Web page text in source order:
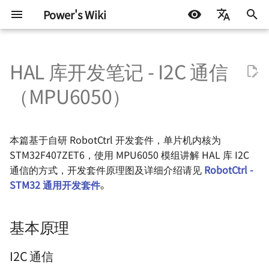
Power's Wiki
English
Español
初
搜
索
引
硬件设计 基础知识
电机驱动
通信协议
半导体测试
测试协议
ATE Test Fundamental
ATE Mixed Signal Test
基本原理
I2C 通信
MPU6050 模组
带卡尔曼滤波的 MPU6050
库
的信息
在 CubeMX 内配置 I2C 总线
TinyTimelapseCam - 基于
ESP32-S3 的迷你延时相机
ESP32-S3 的风格迁移相机
TinyMonitor - 小巧的服务器
状态监视器
而不简单的桌面天气站
如何读写单个 bit
DOCKER Docker 基础知识
将应用封装为 Docker 容器
LINUX
Linux 学习笔记 - 基础知识
嵌入式 Linux - 基础知识
嵌入式 Linux - GPIO 子系
杂七杂八
HTML 学习笔记
JavaScript 学习笔记
Git 学习笔记
机器学习入门 - 基础流程
机器学习入门 - 环境搭建
机器学习入门 - 模型评估指标
其他
机器学习常用的包
生活琐记 LIFEHACK
折腾不止
自托管 Self-Host
技术流
一些小技巧
HAL 库开发笔记 - I2C 通信
（MPU6050）
本篇基于自研 RobotCtrl 开发套件，单片机内核为
STM32F407ZET6，使用 MPU6050 模组讲解 HAL 库 I2C
通信的方式，开发套件原理图及详细介绍请见 RobotCtrl -
STM32 通用开发套件。
基本原理
I2C 通信